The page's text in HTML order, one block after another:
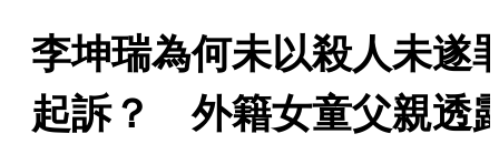
李坤瑞為何未以殺人未遂
起訴？　外籍女童父親透